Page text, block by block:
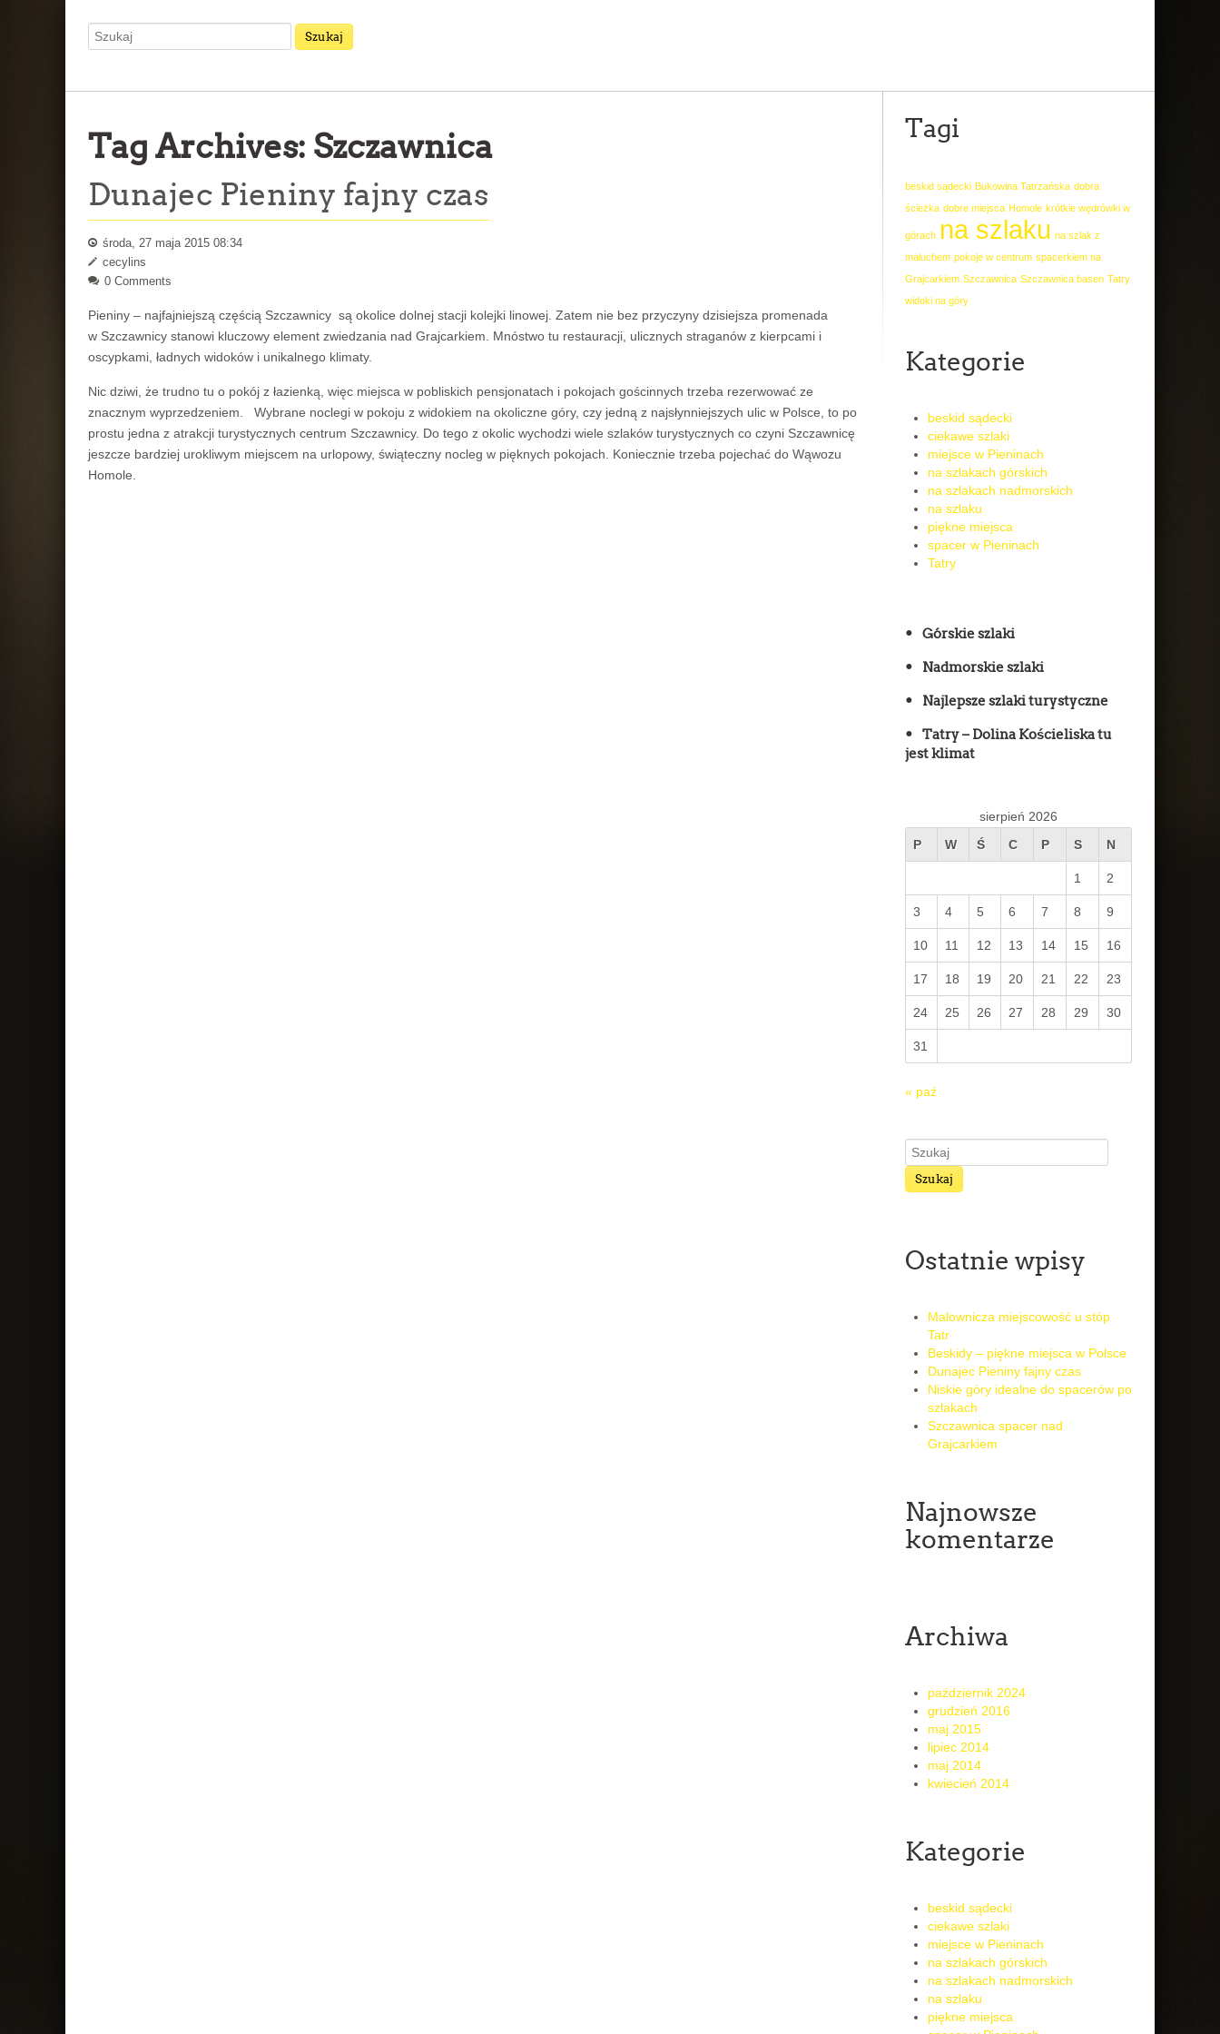
Tag Archives: Szczawnica
Dunajec Pieniny fajny czas
środa, 27 maja 2015 08:34
cecylins
0 Comments
Pieniny – najfajniejszą częścią Szczawnicy są okolice dolnej stacji kolejki linowej. Zatem nie bez przyczyny dzisiejsza promenada
w Szczawnicy stanowi kluczowy element zwiedzania nad Grajcarkiem. Mnóstwo tu restauracji, ulicznych straganów z kierpcami i
oscypkami, ładnych widoków i unikalnego klimaty.
Nic dziwi, że trudno tu o pokój z łazienką, więc miejsca w pobliskich pensjonatach i pokojach gościnnych trzeba rezerwować ze
znacznym wyprzedzeniem. Wybrane noclegi w pokoju z widokiem na okoliczne góry, czy jedną z najsłynniejszych ulic w Polsce, to po
prostu jedna z atrakcji turystycznych centrum Szczawnicy. Do tego z okolic wychodzi wiele szlaków turystycznych co czyni Szczawnicę
jeszcze bardziej urokliwym miejscem na urlopowy, świąteczny nocleg w pięknych pokojach. Koniecznie trzeba pojechać do Wąwozu
Homole.
Tagi
beskid sądecki Bukowina Tatrzańska dobra
ścieżka dobre miejsca Homole krótkie wędrówki w
górach na szlaku na szlak z
maluchem pokoje w centrum spacerkiem na
Grajcarkiem Szczawnica Szczawnica basen Tatry
widoki na góry
Kategorie
beskid sądecki
ciekawe szlaki
miejsce w Pieninach
na szlakach górskich
na szlakach nadmorskich
na szlaku
piękne miejsca
spacer w Pieninach
Tatry
Górskie szlaki
Nadmorskie szlaki
Najlepsze szlaki turystyczne
Tatry – Dolina Kościeliska tu
jest klimat
sierpień 2026
P
W Ś C P S N
1 2
3 4 5 6 7 8 9
10 11 12 13 14 15 16
17 18 19 20 21 22 23
24 25 26 27 28 29 30
31
« paź
Ostatnie wpisy
Malownicza miejscowość u stóp
Tatr
Beskidy – piękne miejsca w Polsce
Dunajec Pieniny fajny czas
Niskie góry idealne do spacerów po
szlakach
Szczawnica spacer nad
Grajcarkiem
Najnowsze
komentarze
Archiwa
październik 2024
grudzień 2016
maj 2015
lipiec 2014
maj 2014
kwiecień 2014
Kategorie
beskid sądecki
ciekawe szlaki
miejsce w Pieninach
na szlakach górskich
na szlakach nadmorskich
na szlaku
piękne miejsca